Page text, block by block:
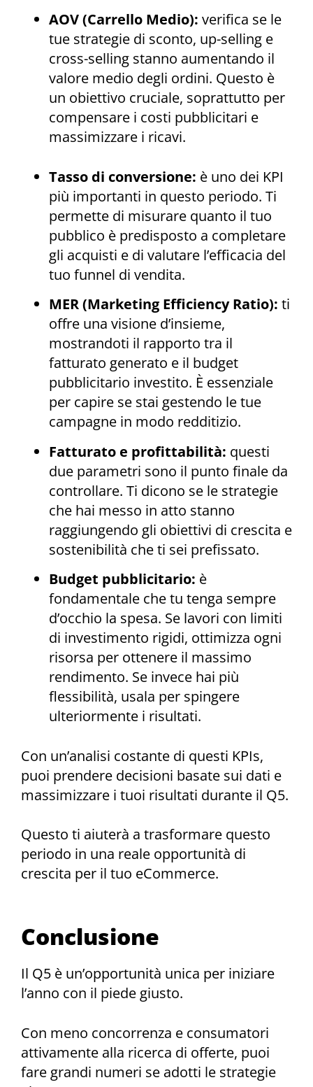
AOV (Carrello Medio): verifica se le
tue strategie di sconto, up-selling e
cross-selling stanno aumentando il
valore medio degli ordini. Questo è
un obiettivo cruciale, soprattutto per
compensare i costi pubblicitari e
massimizzare i ricavi.
Tasso di conversione: è uno dei KPI
più importanti in questo periodo. Ti
permette di misurare quanto il tuo
pubblico è predisposto a completare
gli acquisti e di valutare l’efficacia del
tuo funnel di vendita.
MER (Marketing Efficiency Ratio): ti
offre una visione d’insieme,
mostrandoti il rapporto tra il
fatturato generato e il budget
pubblicitario investito. È essenziale
per capire se stai gestendo le tue
campagne in modo redditizio.
Fatturato e profittabilità: questi
due parametri sono il punto finale da
controllare. Ti dicono se le strategie
che hai messo in atto stanno
raggiungendo gli obiettivi di crescita e
sostenibilità che ti sei prefissato.
Budget pubblicitario: è
fondamentale che tu tenga sempre
d’occhio la spesa. Se lavori con limiti
di investimento rigidi, ottimizza ogni
risorsa per ottenere il massimo
rendimento. Se invece hai più
flessibilità, usala per spingere
ulteriormente i risultati.
Con un’analisi costante di questi KPIs,
puoi prendere decisioni basate sui dati e
massimizzare i tuoi risultati durante il Q5.
Questo ti aiuterà a trasformare questo
periodo in una reale opportunità di
crescita per il tuo eCommerce.
Conclusione
Il Q5 è un’opportunità unica per iniziare
l’anno con il piede giusto.
Con meno concorrenza e consumatori
attivamente alla ricerca di offerte, puoi
fare grandi numeri se adotti le strategie